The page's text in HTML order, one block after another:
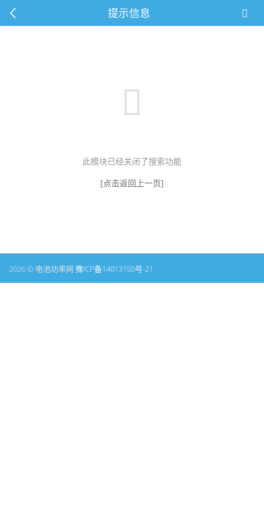
提示信息
此模块已经关闭了搜索功能
[点击返回上一页]
2026 © 电池功率网 豫ICP备14013150号-21